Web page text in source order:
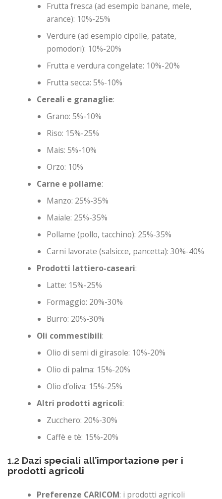
Frutta fresca (ad esempio banane, mele,
arance): 10%-25%
Verdure (ad esempio cipolle, patate,
pomodori): 10%-20%
Frutta e verdura congelate: 10%-20%
Frutta secca: 5%-10%
Cereali e granaglie:
Grano: 5%-10%
Riso: 15%-25%
Mais: 5%-10%
Orzo: 10%
Carne e pollame:
Manzo: 25%-35%
Maiale: 25%-35%
Pollame (pollo, tacchino): 25%-35%
Carni lavorate (salsicce, pancetta): 30%-40%
Prodotti lattiero-caseari:
Latte: 15%-25%
Formaggio: 20%-30%
Burro: 20%-30%
Oli commestibili:
Olio di semi di girasole: 10%-20%
Olio di palma: 15%-20%
Olio d’oliva: 15%-25%
Altri prodotti agricoli:
Zucchero: 20%-30%
Caffè e tè: 15%-20%
1.2 Dazi speciali all’importazione per i
prodotti agricoli
Preferenze CARICOM: i prodotti agricoli